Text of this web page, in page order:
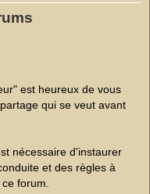
est heureux de vous
qui se veut avant
nécessaire d'instaurer
et des règles à
forum.